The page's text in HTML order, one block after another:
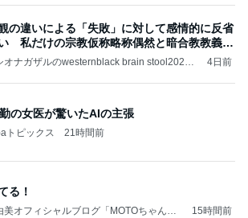
の違いによる「失敗」に対して感情的に反省
私だけの宗教仮称略称偶然と暗合教教義候
オナガザルのwesternblack brain stool2024
4日前
の女医が驚いたAIの主張
トピックス 21時間前
る！
美オフィシャルブログ「MOTOちゃんと
15時間前